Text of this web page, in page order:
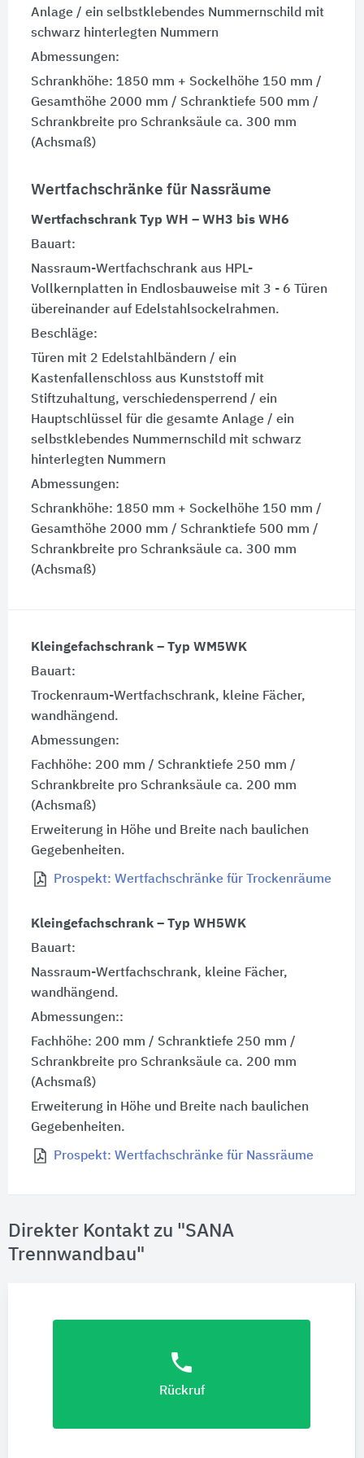
Anlage / ein selbstklebendes Nummernschild mit
schwarz hinterlegten Nummern
Abmessungen:
Schrankhöhe: 1850 mm + Sockelhöhe 150 mm /
Gesamthöhe 2000 mm / Schranktiefe 500 mm /
Schrankbreite pro Schranksäule ca. 300 mm
(Achsmaß)
Wertfachschränke für Nassräume
Wertfachschrank Typ WH – WH3 bis WH6
Bauart:
Nassraum-Wertfachschrank aus HPL-
Vollkernplatten in Endlosbauweise mit 3 - 6 Türen
übereinander auf Edelstahlsockelrahmen.
Beschläge:
Türen mit 2 Edelstahlbändern / ein
Kastenfallenschloss aus Kunststoff mit
Stiftzuhaltung, verschiedensperrend / ein
Hauptschlüssel für die gesamte Anlage / ein
selbstklebendes Nummernschild mit schwarz
hinterlegten Nummern
Abmessungen:
Schrankhöhe: 1850 mm + Sockelhöhe 150 mm /
Gesamthöhe 2000 mm / Schranktiefe 500 mm /
Schrankbreite pro Schranksäule ca. 300 mm
(Achsmaß)
Kleingefachschrank – Typ WM5WK
Bauart:
Trockenraum-Wertfachschrank, kleine Fächer,
wandhängend.
Abmessungen:
Fachhöhe: 200 mm / Schranktiefe 250 mm /
Schrankbreite pro Schranksäule ca. 200 mm
(Achsmaß)
Erweiterung in Höhe und Breite nach baulichen
Gegebenheiten.
Prospekt: Wertfachschränke für Trockenräume
Kleingefachschrank – Typ WH5WK
Bauart:
Nassraum-Wertfachschrank, kleine Fächer,
wandhängend.
Abmessungen::
Fachhöhe: 200 mm / Schranktiefe 250 mm /
Schrankbreite pro Schranksäule ca. 200 mm
(Achsmaß)
Erweiterung in Höhe und Breite nach baulichen
Gegebenheiten.
Prospekt: Wertfachschränke für Nassräume
Direkter Kontakt zu "SANA
Trennwandbau"
phone
Rückruf